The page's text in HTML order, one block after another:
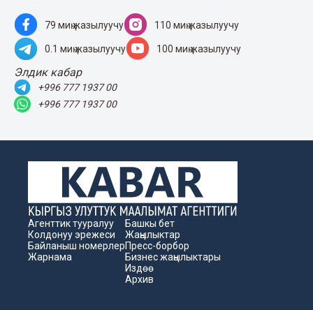
79 миң жазылуучу 110 миң жазылуучу
0.1 миң жазылуучу 100 миң жазылуучу
Элдик кабар
+996 777 1937 00
+996 777 1937 00
Агенттик тууралуу
Колдонуу эрежеси
Байланыш номерлер
Жарнама
Башкы бет
Жаңылыктар
Пресс-борбор
Бизнес жаңылыктары
Издөө
Архив